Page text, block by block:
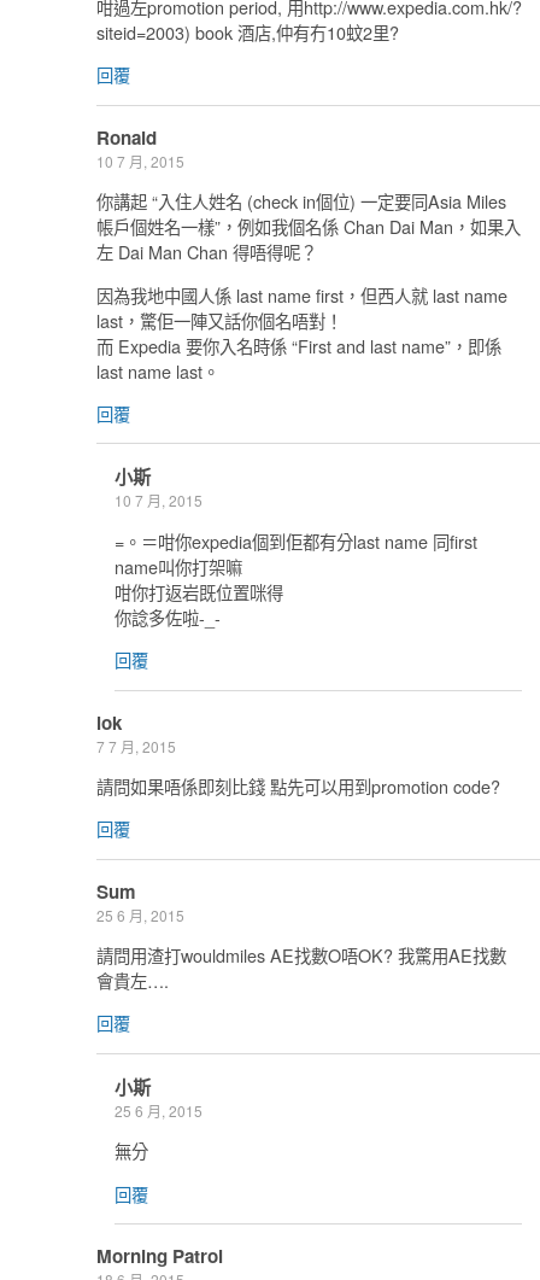
咁過左promotion period, 用http://www.expedia.com.hk/?
siteid=2003) book 酒店,仲有冇10蚊2里?
回覆
Ronald
10 7 月, 2015
你講起 “入住人姓名 (check in個位) 一定要同Asia Miles
帳戶個姓名一樣”，例如我個名係 Chan Dai Man，如果入
左 Dai Man Chan 得唔得呢？
因為我地中國人係 last name first，但西人就 last name
last，驚佢一陣又話你個名唔對！
而 Expedia 要你入名時係 “First and last name”，即係
last name last。
回覆
小斯
10 7 月, 2015
=。＝咁你expedia個到佢都有分last name 同first
name叫你打架嘛
咁你打返岩既位置咪得
你諗多佐啦-_-
回覆
lok
7 7 月, 2015
請問如果唔係即刻比錢 點先可以用到promotion code?
回覆
Sum
25 6 月, 2015
請問用渣打wouldmiles AE找數O唔OK? 我驚用AE找數
會貴左….
回覆
小斯
25 6 月, 2015
無分
回覆
Morning Patrol